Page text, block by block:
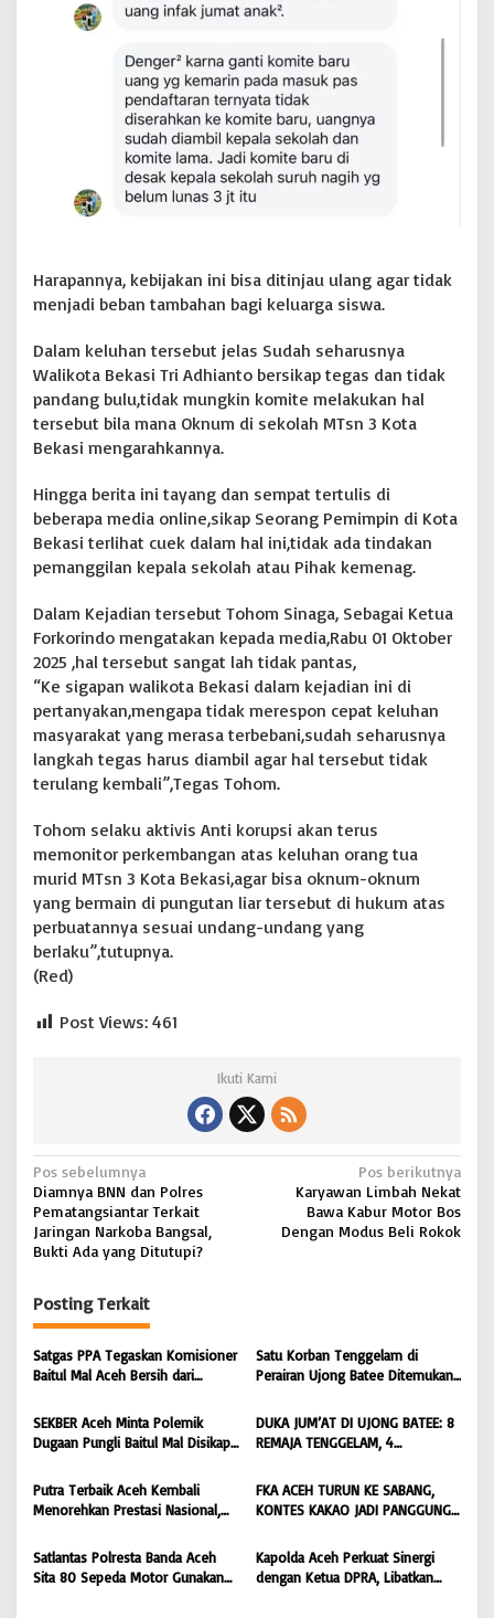
n
a
P
u
n
g
l
i
I
q
Y
g
M
e
r
u
g
k
a
n
r
n
g
T
a
M
u
r
i
d
Harapannya, kebijakan ini bisa ditinjau ulang agar tidak
menjadi beban tambahan bagi keluarga siswa.
Dalam keluhan tersebut jelas Sudah seharusnya
Walikota Bekasi Tri Adhianto bersikap tegas dan tidak
pandang bulu,tidak mungkin komite melakukan hal
tersebut bila mana Oknum di sekolah MTsn 3 Kota
Bekasi mengarahkannya.
Hingga berita ini tayang dan sempat tertulis di
beberapa media online,sikap Seorang Pemimpin di Kota
Bekasi terlihat cuek dalam hal ini,tidak ada tindakan
pemanggilan kepala sekolah atau Pihak kemenag.
Dalam Kejadian tersebut Tohom Sinaga, Sebagai Ketua
Forkorindo mengatakan kepada media,Rabu 01 Oktober
2025 ,hal tersebut sangat lah tidak pantas,
“Ke sigapan walikota Bekasi dalam kejadian ini di
pertanyakan,mengapa tidak merespon cepat keluhan
masyarakat yang merasa terbebani,sudah seharusnya
langkah tegas harus diambil agar hal tersebut tidak
terulang kembali”,Tegas Tohom.
Tohom selaku aktivis Anti korupsi akan terus
memonitor perkembangan atas keluhan orang tua
murid MTsn 3 Kota Bekasi,agar bisa oknum-oknum
yang bermain di pungutan liar tersebut di hukum atas
perbuatannya sesuai undang-undang yang
berlaku”,tutupnya.
(Red)
Post Views: 461
Ikuti Kami
N
a
v
g
a
s
p
o
s
Pos sebelumnya
Diamnya BNN dan Polres
Pematangsiantar Terkait
Jaringan Narkoba Bangsal,
Bukti Ada yang Ditutupi?
Pos berikutnya
Karyawan Limbah Nekat
Bawa Kabur Motor Bos
Dengan Modus Beli Rokok
Posting Terkait
Satgas PPA Tegaskan Komisioner
Baitul Mal Aceh Bersih dari
Masyarakat Diminta Hentikan
Penyebaran Hoaks | BONGKAR
‘Perkara.com
Satu Korban Tenggelam di
Perairan Ujong Batee Ditemukan,
Pencarian Satu Korban Lain |
BONGKAR ‘Perkara.com
SEKBER Aceh Minta Polemik
Dugaan Pungli Baitul Mal Disikapi
Hukum terhadap Oknum |
BONGKAR ‘Perkara.com
DUKA JUM’AT DI UJONG BATEE: 8
REMAJA TENGGELAM, 4
DICARI | BONGKAR ‘Perkara.com
Putra Terbaik Aceh Kembali
Menorehkan Prestasi Nasional,
Dipromosikan Menjadi
Koordinator JAM Pidum
Kejaksaan Agung RI |
FKA ACEH TURUN KE SABANG,
KONTES KAKAO JADI PANGGUNG
| BONGKAR ‘Perkara.com
Satlantas Polresta Banda Aceh
Sita 80 Sepeda Motor Gunakan
Kapolda Aceh Perkuat Sinergi
dengan Ketua DPRA, Libatkan